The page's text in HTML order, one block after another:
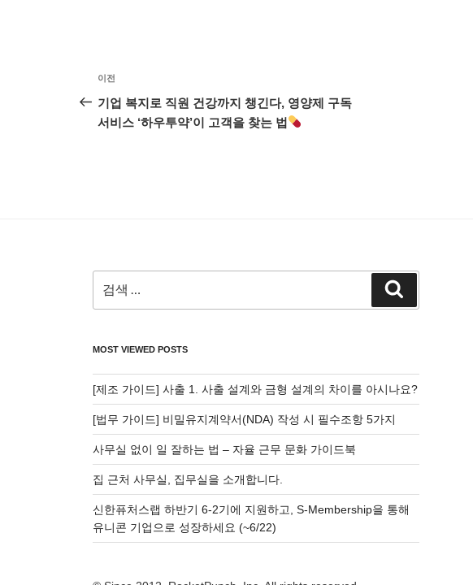
글
탐
색
이
전
글
이전
기업 복지로 직원 건강까지 챙긴다, 영양제 구독
서비스 ‘하우투약’이 고객을 찾는 법
색:
색
MOST VIEWED POSTS
[제조 가이드] 사출 1. 사출 설계와 금형 설계의 차이를 아시나요?
[법무 가이드] 비밀유지계약서(NDA) 작성 시 필수조항 5가지
사무실 없이 일 잘하는 법 – 자율 근무 문화 가이드북
집 근처 사무실, 집무실을 소개합니다.
신한퓨처스랩 하반기 6-2기에 지원하고, S-Membership을 통해
유니콘 기업으로 성장하세요 (~6/22)